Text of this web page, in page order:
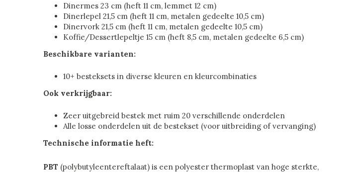
Dinermes 23 cm (heft 11 cm, lemmet 12 cm)
Dinerlepel 21,5 cm (heft 11 cm, metalen gedeelte 10,5 cm)
Dinervork 21,5 cm (heft 11 cm, metalen gedeelte 10,5 cm)
Koffie/Dessertlepeltje 15 cm (heft 8,5 cm, metalen gedeelte 6,5 cm)
Beschikbare varianten:
10+ besteksets in diverse kleuren en kleurcombinaties
Ook verkrijgbaar:
Zeer uitgebreid bestek met ruim 20 verschillende onderdelen
Alle losse onderdelen uit de bestekset (voor uitbreiding of vervanging)
Technische informatie heft:
PBT (polybutyleentereftalaat) is een polyester thermoplast van hoge sterkte,